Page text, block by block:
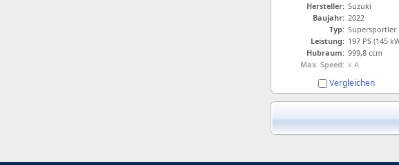
Hersteller: Suzuki
Baujahr: 2022
Typ: Supersportler
Leistung: 197 PS (145
Hubraum: 999,8 ccm
Max. Speed: k.A.
Vergleichen